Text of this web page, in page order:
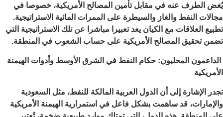
يُغض الطرف عنه في مقابل تأمين المصالح الأمريكية، خصوصا في
مجالات النفط والغاز والسيطرة على الممرات المائية الاستراتيجية.
تطبيع العلاقات مع الكيان يعد تعبيرا مباشرا عن تلك الاستراتيجية التي
تضمن تحقيق المصالح الأمريكية على حساب الشعوب في المنطقة.
الداعمون المحليون: حكام النفط في الشرق الأوسط وأدوات الهيمنة
الأمريكية
تجدر الإشارة إلى أن الدول العربية المالكة للنفط، مثل السعودية
والإمارات، قد ساهمت بشكل فاعل في استمرارية الهيمنة الأمريكية